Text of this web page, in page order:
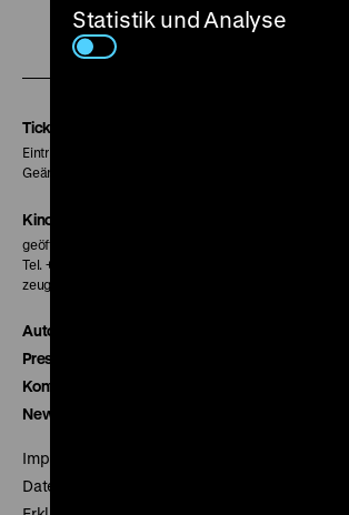
Zu
Zu
Tickets
Eintritt 5 €
Geänderte Preise sind im Programm vermerkt.
Kinokasse
geöffnet 30 Minuten vor Beginn der ersten Vorstellung
Tel. + 49 30 20304-770
zeughauskino@dhm.de
Autor*innen
Presse
Kontakt
Newsletter
Impressum
Datenschutz
Statistik und Analyse